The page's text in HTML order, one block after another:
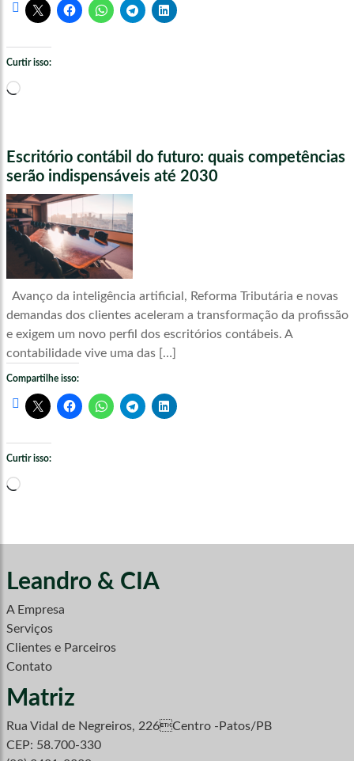
Curtir isso:
Carregando...
Escritório contábil do futuro: quais competências
serão indispensáveis até 2030
Avanço da inteligência artificial, Reforma Tributária e novas
demandas dos clientes aceleram a transformação da profissão
e exigem um novo perfil dos escritórios contábeis. A
contabilidade vive uma das […]
Compartilhe isso:
Curtir isso:
Carregando...
Leandro & CIA
A Empresa
Serviços
Clientes e Parceiros
Contato
Matriz
Rua Vidal de Negreiros, 226Centro -Patos/PB
CEP: 58.700-330